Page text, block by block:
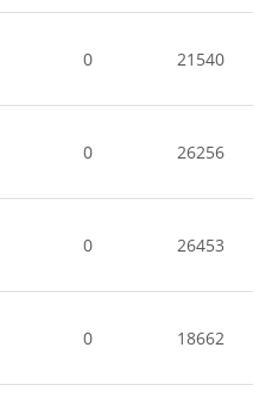
0 21540
0 26256
0 26453
0 18662